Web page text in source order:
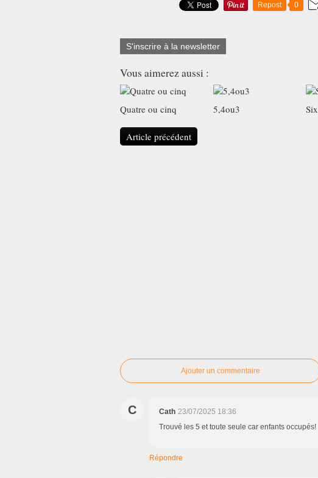
Repost 0
S'inscrire à la newsletter
Vous aimerez aussi :
Quatre ou cinq 5,4ou3 Six
Article précédent
Ajouter un commentaire
C Cath 23/07/2025 18:36
Trouvé les 5 et toute seule car enfants occupés!
Répondre